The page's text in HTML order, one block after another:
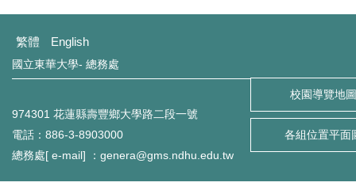
繁體 English
國立東華大學- 總務處
974301 花蓮縣壽豐鄉大學路二段一號
電話：886-3-8903000
總務處[ e-mail] ：genera@gms.ndhu.edu.tw
校園導覽地圖
各組位置平面